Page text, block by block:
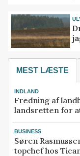
MEST LÆSTE
INDLAND
Fredning af
landsretten for
BUSINESS
Søren
topchef hos